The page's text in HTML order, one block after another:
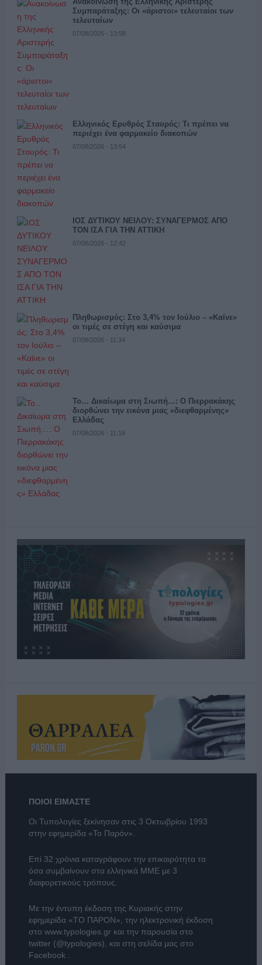
Συμπαράταξης: Οι «άριστοι» τελευταίοι των
τελευταίων
07/08/2026 - 13:58
Ελληνικός Ερυθρός Σταυρός: Τι πρέπει να
περιέχει ένα φαρμακείο διακοπών
07/08/2026 - 13:54
ΙΟΣ ΔΥΤΙΚΟΥ ΝΕΙΛΟΥ: ΣΥΝΑΓΕΡΜΟΣ ΑΠΟ
ΤΟΝ ΙΣΑ ΓΙΑ ΤΗΝ ΑΤΤΙΚΗ
07/08/2026 - 12:42
Πληθωρισμός: Στο 3,4% τον Ιούλιο – «Καίνε»
οι τιμές σε στέγη και καύσιμα
07/08/2026 - 11:34
Το… Δικαίωμα στη Σιωπή…: Ο Πιερρακάκης
διορθώνει την εικόνα μιας «διεφθαρμένης»
Ελλάδας
07/08/2026 - 11:16
ΠΟΙΟΙ ΕΙΜΑΣΤΕ
Οι Τυπολογίες ξεκίνησαν στις 3 Οκτωβρίου 1993
στην εφημερίδα «Το Παρόν».
Επί 32 χρόνια καταγράφουν την επικαιρότητα τα
όσα συμβαίνουν στα ελληνικά ΜΜΕ με 3
διαφορετικούς τρόπους.
Με την έντυπη έκδοση της Κυριακής στην
εφημερίδα «ΤΟ ΠΑΡΟΝ» , την ηλεκτρονική έκδοση
στο www.typologies.grκαι την παρουσία στο
twitter (@typologies) , και στη σελίδα μας στο
Facebook